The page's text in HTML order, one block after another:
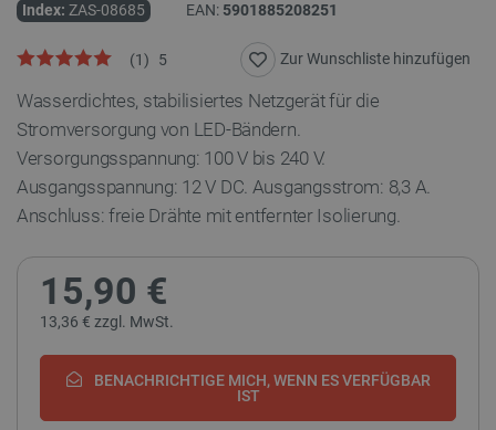
Index: ZAS-08685 EAN: 5901885208251
5
(1) Zur Wunschliste hinzufügen
Wasserdichtes, stabilisiertes Netzgerät für die
Stromversorgung von LED-Bändern.
Versorgungsspannung: 100 V bis 240 V.
Ausgangsspannung: 12 V DC. Ausgangsstrom: 8,3 A.
Anschluss: freie Drähte mit entfernter Isolierung.
15,90 €
13,36 € zzgl. MwSt.
BENACHRICHTIGE MICH, WENN ES VERFÜGBAR
IST